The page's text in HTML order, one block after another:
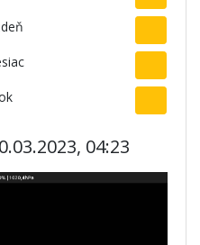
04:23